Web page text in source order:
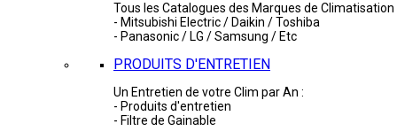
Tous les Catalogues des Marques de Climatisation
- Mitsubishi Electric / Daikin / Toshiba
- Panasonic / LG / Samsung / Etc
PRODUITS D'ENTRETIEN
Un Entretien de votre Clim par An :
- Produits d'entretien
- Filtre de Gainable